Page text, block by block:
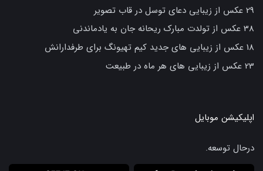
29 عکس از زیبایی دعای توسل در قاب تصویر
38 عکس از تولدت مبارک ریحانه جان به یادماندنی
18 عکس از زیبایی های جدید کیم تهیونگ برای طرفدارانش
23 عکس از زیبایی های هر ماه در طبیعت
اپلیکیشن موبایل
درحال توسعه.